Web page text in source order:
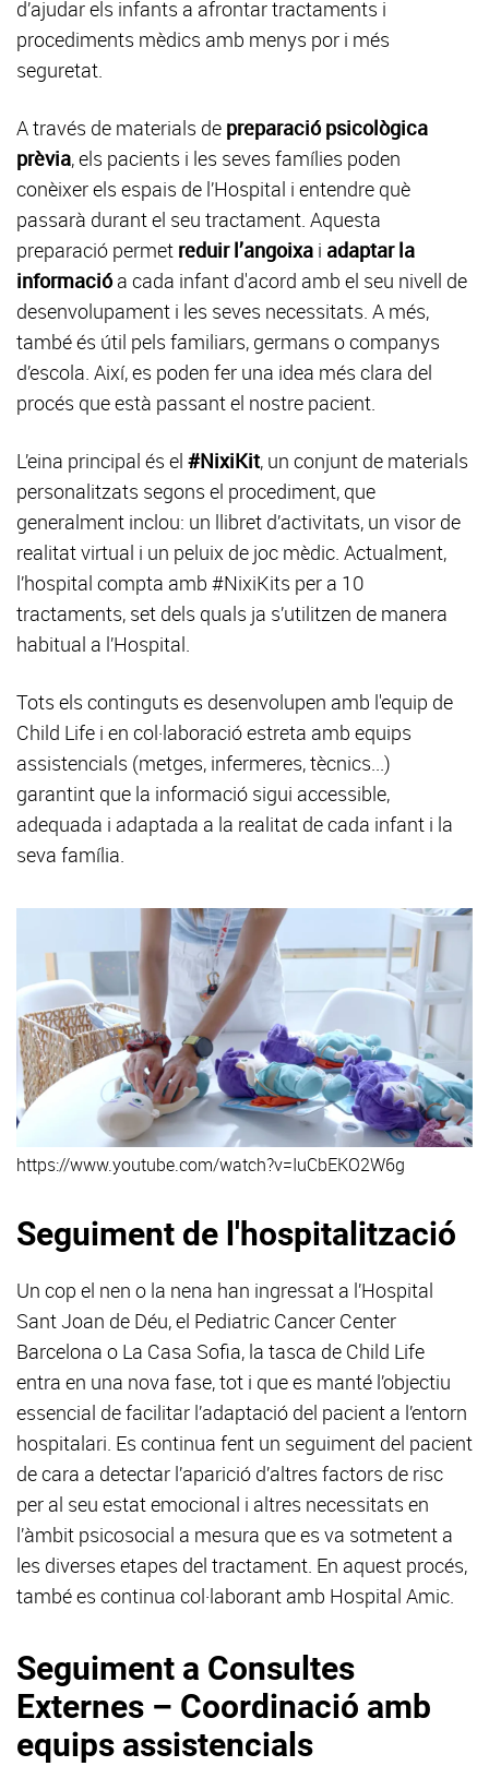
d’ajudar els infants a afrontar tractaments i
procediments mèdics amb menys por i més
seguretat.
A través de materials de preparació psicològica
prèvia, els pacients i les seves famílies poden
conèixer els espais de l’Hospital i entendre què
passarà durant el seu tractament. Aquesta
preparació permet reduir l’angoixa i adaptar la
informacióa cada infant d'acord amb el seu nivell de
desenvolupament i les seves necessitats. A més,
també és útil pels familiars, germans o companys
d’escola. Així, es poden fer una idea més clara del
procés que està passant el nostre pacient.
L’eina principal és el #NixiKit, un conjunt de materials
personalitzats segons el procediment, que
generalment inclou: un llibret d’activitats, un visor de
realitat virtual i un peluix de joc mèdic. Actualment,
l’hospital compta amb #NixiKits per a 10
tractaments, set dels quals ja s’utilitzen de manera
habitual a l’Hospital.
Tots els continguts es desenvolupen amb l'equip de
Child Life i en col·laboració estreta amb equips
assistencials (metges, infermeres, tècnics...)
garantint que la informació sigui accessible,
adequada i adaptada a la realitat de cada infant i la
seva família.
https://www.youtube.com/watch?v=IuCbEKO2W6g
Seguiment de l'hospitalització
Un cop el nen o la nena han ingressat a l’Hospital
Sant Joan de Déu, el Pediatric Cancer Center
Barcelona o La Casa Sofia, la tasca de Child Life
entra en una nova fase, tot i que es manté l’objectiu
essencial de facilitar l’adaptació del pacient a l’entorn
hospitalari. Es continua fent un seguiment del pacient
de cara a detectar l’aparició d’altres factors de risc
per al seu estat emocional i altres necessitats en
l’àmbit psicosocial a mesura que es va sotmetent a
les diverses etapes del tractament. En aquest procés,
també es continua col·laborant amb Hospital Amic.
Seguiment a Consultes
Externes – Coordinació amb
equips assistencials